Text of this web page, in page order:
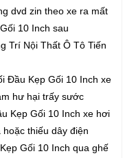
dvd zin theo xe ra mất
10 Inch sau
Trí Nội Thất Ô Tô Tiến
Kẹp Gối 10 Inch xe
hư hại trấy sước
Gối 10 Inch xe hơi
thiếu dây điện
Gối 10 Inch qua ghế